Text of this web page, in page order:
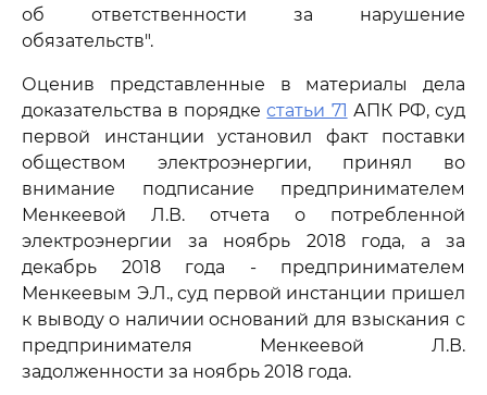
об ответственности за нарушение
обязательств".
Оценив представленные в материалы дела
доказательства в порядкестатьи 71 АПК РФ, суд
первой инстанции установил факт поставки
обществом электроэнергии, принял во
внимание подписание предпринимателем
Менкеевой Л.В. отчета о потребленной
электроэнергии за ноябрь 2018 года, а за
декабрь 2018 года - предпринимателем
Менкеевым Э.Л., суд первой инстанции пришел
к выводу о наличии оснований для взыскания с
предпринимателя Менкеевой Л.В.
задолженности за ноябрь 2018 года.